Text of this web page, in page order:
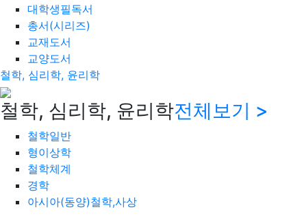
대학생필독서
총서(시리즈)
교재도서
교양도서
철학, 심리학, 윤리학
철학, 심리학, 윤리학전체보기 >
철학일반
형이상학
철학체계
경학
아시아(동양)철학,사상